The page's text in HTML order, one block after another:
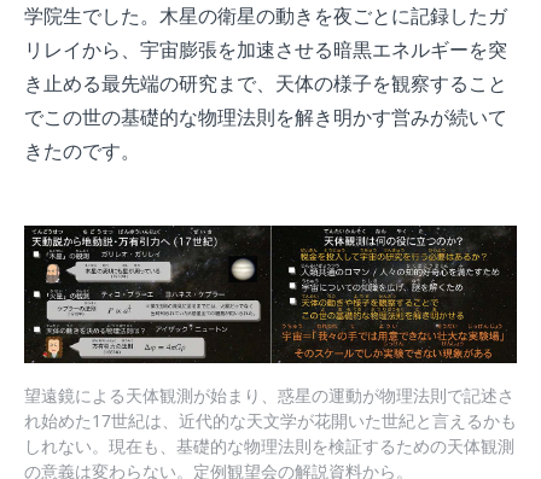
学院生でした。木星の衛星の動きを夜ごとに記録したガ
リレイから、宇宙膨張を加速させる暗黒エネルギーを突
き止める最先端の研究まで、天体の様子を観察すること
でこの世の基礎的な物理法則を解き明かす営みが続いて
きたのです。
望遠鏡による天体観測が始まり、惑星の運動が物理法則で記述さ
れ始めた17世紀は、近代的な天文学が花開いた世紀と言えるかも
しれない。現在も、基礎的な物理法則を検証するための天体観測
の意義は変わらない。定例観望会の解説資料から。